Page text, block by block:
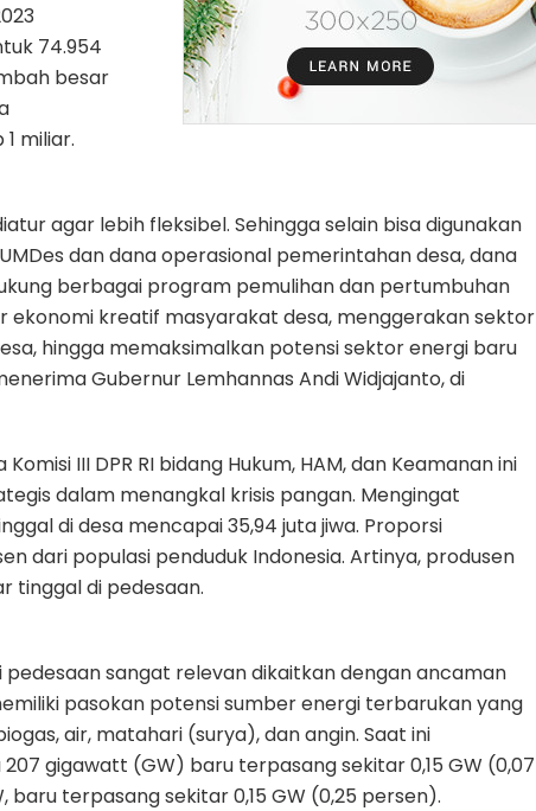
74.954
besar
miliar.
agar lebih fleksibel. Sehingga selain bisa digunakan
dan dana operasional pemerintahan desa, dana
berbagai program pemulihan dan pertumbuhan
ekonomi kreatif masyarakat desa, menggerakan sektor
hingga memaksimalkan potensi sektor energi baru
Gubernur Lemhannas Andi Widjajanto, di
III DPR RI bidang Hukum, HAM, dan Keamanan ini
dalam menangkal krisis pangan. Mengingat
di desa mencapai 35,94 juta jiwa. Proporsi
dari populasi penduduk Indonesia. Artinya, produsen
tinggal di pedesaan.
sangat relevan dikaitkan dengan ancaman
pasokan potensi sumber energi terbarukan yang
air, matahari (surya), dan angin. Saat ini
gigawatt (GW) baru terpasang sekitar 0,15 GW (0,07
baru terpasang sekitar 0,15 GW (0,25 persen).